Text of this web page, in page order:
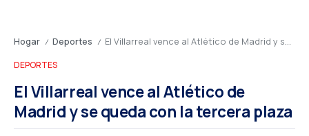
Hogar / Deportes / El Villarreal vence al Atlético de Madrid y se queda con la tercera plaza
DEPORTES
El Villarreal vence al Atlético de
Madrid y se queda con la tercera plaza